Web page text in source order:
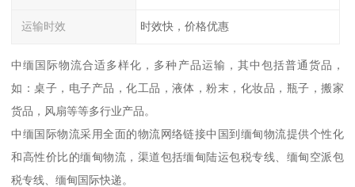
运输时效 时效快，价格优惠
中缅国际物流合适多样化，多种产品运输，其中包括普通货品，
如：桌子，电子产品，化工品，液体，粉末，化妆品，瓶子，搬家
货品，风扇等等多行业产品。
中缅国际物流采用全面的物流网络链接中国到缅甸物流提供个性化
和高性价比的缅甸物流，渠道包括缅甸陆运包税专线、缅甸空派包
税专线、缅甸国际快递。